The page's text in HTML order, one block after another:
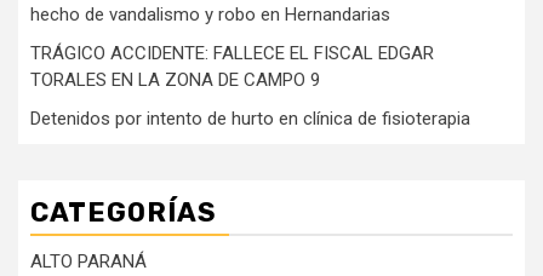
hecho de vandalismo y robo en Hernandarias
TRÁGICO ACCIDENTE: FALLECE EL FISCAL EDGAR
TORALES EN LA ZONA DE CAMPO 9
Detenidos por intento de hurto en clínica de fisioterapia
CATEGORÍAS
ALTO PARANÁ